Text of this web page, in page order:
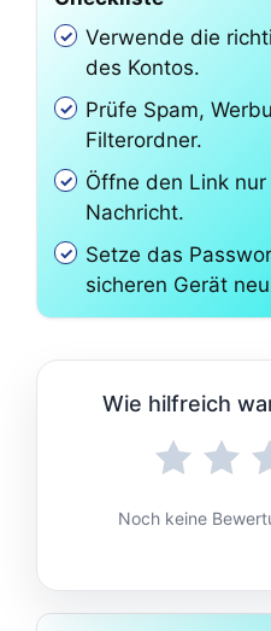
Verwende die
des Kontos.
Prüfe Spam,
Filterordner.
Öffne den Link
Nachricht.
Setze das
sicheren Gerät
Wie hilfreich
Noch keine